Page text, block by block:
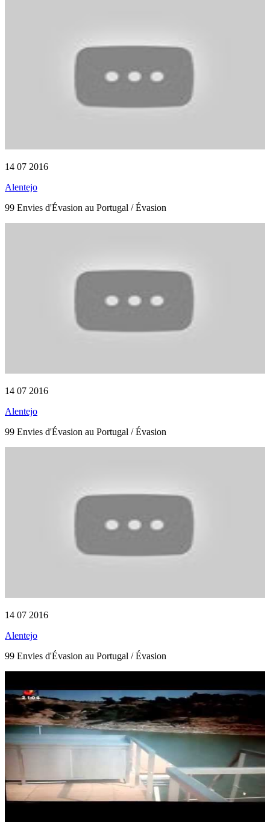
14 07 2016
Alentejo
99 Envies d'Évasion au Portugal / Évasion
14 07 2016
Alentejo
99 Envies d'Évasion au Portugal / Évasion
14 07 2016
Alentejo
99 Envies d'Évasion au Portugal / Évasion